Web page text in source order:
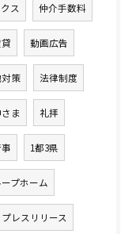
ス 仲介手数料
動画広告
策 法律制度
ま 礼拝
1都3県
プホーム
プレスリリース